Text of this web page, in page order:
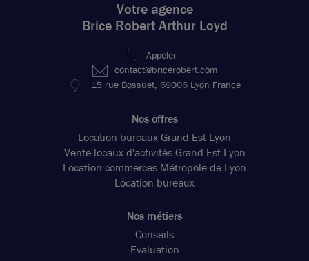
Votre agence
Brice Robert Arthur Loyd
Appeler
contact@bricerobert.com
15 rue Bossuet, 69006 Lyon France
Nos offres
Location bureaux Grand Est Lyon
Vente locaux d'activités Grand Est Lyon
Location commerces Métropole de Lyon
Location bureaux
Nos métiers
Conseils
Evaluation